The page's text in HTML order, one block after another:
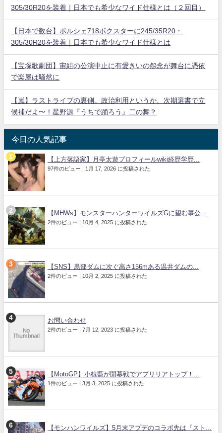
305/30R20を装着｜日本でも希少なワイド仕様とは（２回目）
【日本で数台】ポルシェ718ボクスターに245/35R20・
305/30R20を装着｜日本でも希少なワイド仕様とは
【宝塚歌劇団】宙組の公演中止に有愛きいの怨念が舞台に憑依
で楽屋は騒然に
【嵐】ラストライブの裏側。政治利用というか、次期選書で立
候補だよ〜！星野源『うちで踊ろう』二の舞？
今日の人気記事
【上方落語家】月亭太遊プロフィールwiki経歴学歴...
97件のビュー | 1月 17, 2026 に投稿された
【MHWs】モンスターハンターワイルズGに望む事公...
2件のビュー | 10月 4, 2025 に投稿された
【SNS】黒部ダムに次ぐ高さ156mある温井ダムの...
2件のビュー | 10月 2, 2025 に投稿された
お問い合わせ
2件のビュー | 7月 12, 2023 に投稿された
【MotoGP】小椋藍が開幕戦でアプリリアトップ！...
1件のビュー | 3月 3, 2025 に投稿された
【モンハンワイルズ】5月末アプデのコラボ先は『スト...